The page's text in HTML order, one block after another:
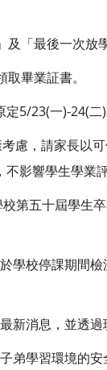
「最後一次放
畢業証書。
5/23(一)-24(二
慮，請家長以
影響學生學業評
第五十屆學生
學校停課期間
消息，並透過
弟學習環境的安